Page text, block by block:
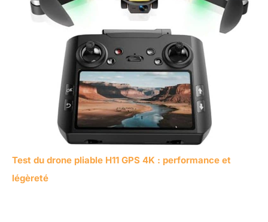
Test du drone pliable H11 GPS 4K : performance et
légèreté